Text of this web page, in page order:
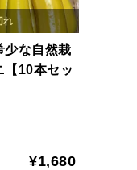
少な自然栽
【10本セッ
¥1,680